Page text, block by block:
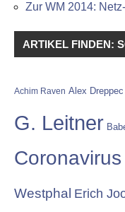
Zur WM 2014:
ARTIKEL FINDEN:
Achim Raven Alex Dreppec
G. Leitner
Coronavirus
Westphal Erich